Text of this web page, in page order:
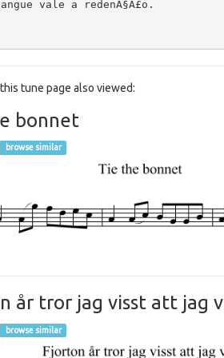
vale a redenÃ§Ã£o.
tune page also viewed:
bonnet
browse similar
år tror jag visst att jag
browse similar